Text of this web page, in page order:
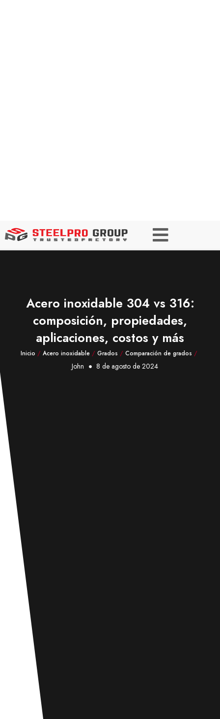
Acero inoxidable 304 vs 316:
composición, propiedades,
aplicaciones, costos y más
Inicio / Acero inoxidable / Grados / Comparación de grados /
John 8 de agosto de 2024